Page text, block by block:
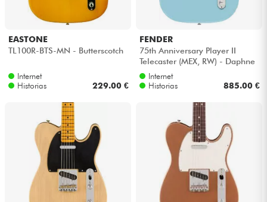
Micros
DJ
Sistemas de Sonido
Luces
Batería y percusión
Vientos
EASTONE
TL100R-BTS-MN - Butterscotch
Internet
Historias
229.00 €
FENDER
75th Anniversary Player II
Telecaster (MEX, RW) - Daphne
blueInternet
Historias
885.00 €